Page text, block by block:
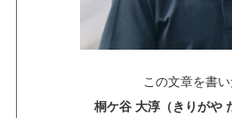
この文章を書い
桐ケ谷 大淳（きりがや